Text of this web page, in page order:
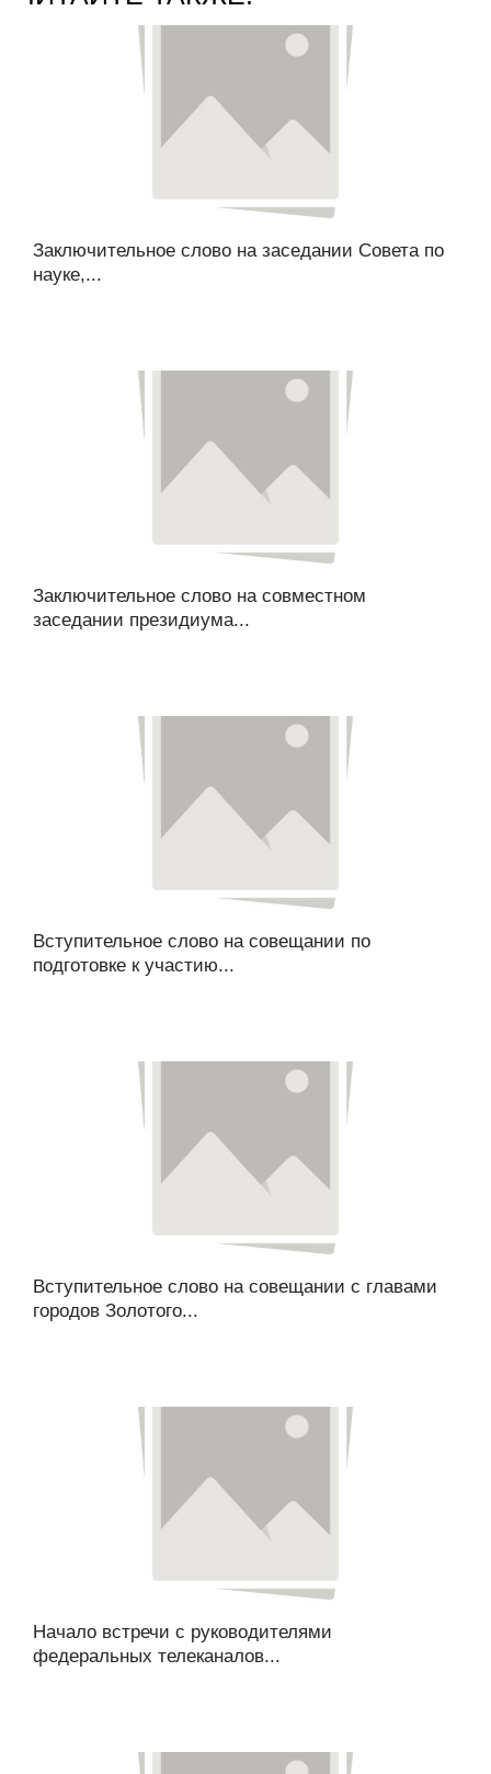
Заключительное слово на заседании Совета по
науке,...
Заключительное слово на совместном
заседании президиума...
Вступительное слово на совещании по
подготовке к участию...
Вступительное слово на совещании с главами
городов Золотого...
Начало встречи с руководителями
федеральных телеканалов...